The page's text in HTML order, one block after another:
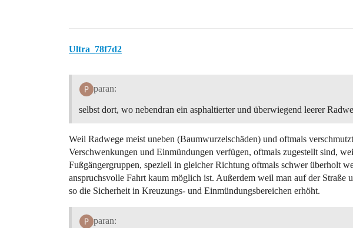
Ultra_78f7d2
paran:
selbst dort, wo nebendran ein asphaltierter und überwiegend leerer
Weil Radwege meist uneben (Baumwurzelschäden) und oftmals
Verschwenkungen und Einmündungen verfügen, oftmals zugestellt sind,
Fußgängergruppen, speziell in gleicher Richtung oftmals schwer überholt
anspruchsvolle Fahrt kaum möglich ist. Außerdem weil man auf der Straße
so die Sicherheit in Kreuzungs- und Einmündungsbereichen erhöht.
paran: